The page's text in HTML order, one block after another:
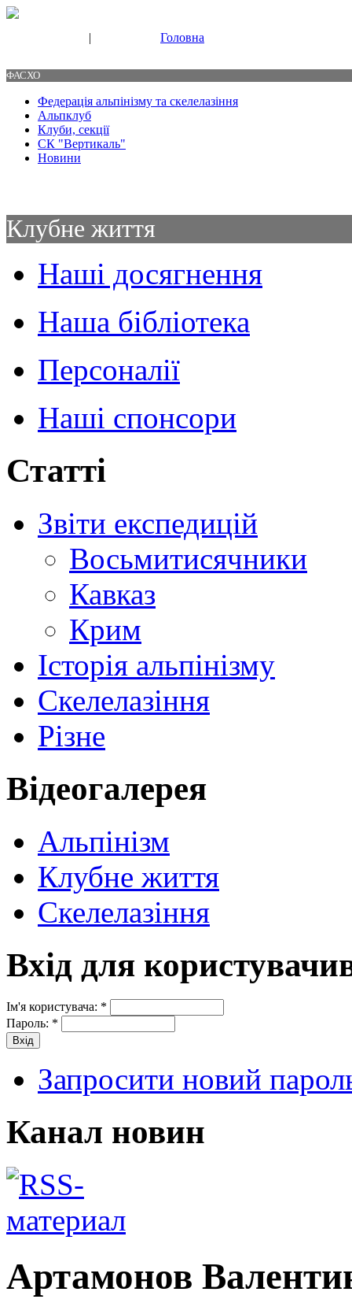
| Головна
ФАСХО
Федерація альпінізму та скелелазіння
Альпклуб
Клуби, секції
СК "Вертикаль"
Новини
Клубне життя
Наші досягнення
Наша бібліотека
Персоналії
Наші спонсори
Статті
Звіти експедицій
Восьмитисячники
Кавказ
Крим
Історія альпінізму
Скелелазіння
Різне
Відеогалерея
Альпінізм
Клубне життя
Скелелазіння
Вхід для
Ім'я користувача: *
Пароль: *
Запросити новий
Канал новин
Артамонов